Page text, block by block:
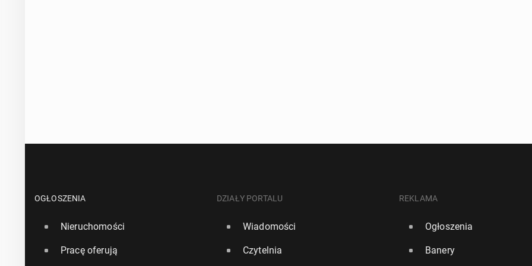
OGŁOSZENIA
Nieruchomości
Pracę oferują
DZIAŁY PORTALU
Wiadomości
Czytelnia
REKLAMA
Ogłoszenia
Banery